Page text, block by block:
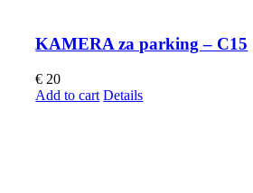
KAMERA za parking – C15
€ 20
Add to cart Details